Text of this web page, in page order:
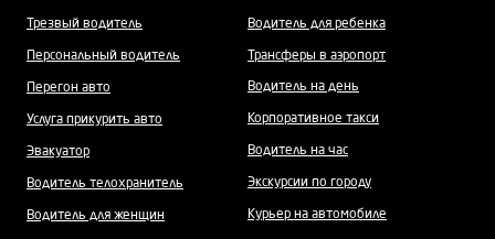
Трезвый водитель
Персональный водитель
Перегон авто
Услуга прикурить авто
Эвакуатор
Водитель телохранитель
Водитель для женщин
Водитель для ребенка
Трансферы в аэропорт
Водитель на день
Корпоративное такси
Водитель на час
Экскурсии по городу
Курьер на автомобиле